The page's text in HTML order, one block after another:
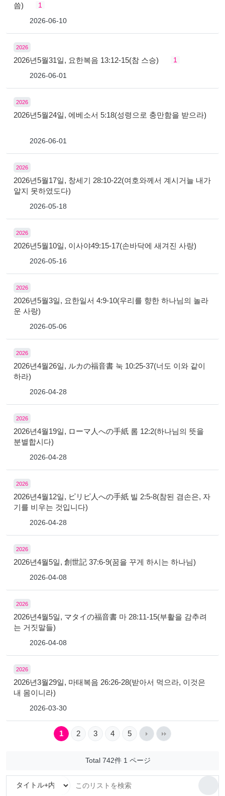
씀)
1
2026-06-10
2026
2026년5월31일, 요한복음 13:12-15(참 스승)
1
2026-06-01
2026
2026년5월24일, 에베소서 5:18(성령으로 충만함을 받으라)
2026-06-01
2026
2026년5월17일, 창세기 28:10-22(여호와께서 계시거늘 내가
알지 못하였도다)
2026-05-18
2026
2026년5월10일, 이사야49:15-17(손바닥에 새겨진 사랑)
2026-05-16
2026
2026년5월3일, 요한일서 4:9-10(우리를 향한 하나님의 놀라
운 사랑)
2026-05-06
2026
2026년4월26일, ルカの福音書 눅 10:25-37(너도 이와 같이
하라)
2026-04-28
2026
2026년4월19일, ローマ人への手紙 롬 12:2(하나님의 뜻을
분별합시다)
2026-04-28
2026
2026년4월12일, ピリピ人への手紙 빌 2:5-8(참된 겸손은, 자
기를 비우는 것입니다)
2026-04-28
2026
2026년4월5일, 創世記 37:6-9(꿈을 꾸게 하시는 하나님)
2026-04-08
2026
2026년4월5일, マタイの福音書 마 28:11-15(부활을 감추려
는 거짓말들)
2026-04-08
2026
2026년3월29일, 마태복음 26:26-28(받아서 먹으라, 이것은
내 몸이니라)
2026-03-30
1 2 3 4 5
Total 742件1 ページ